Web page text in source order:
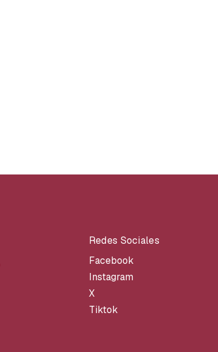
Redes Sociales
Facebook
Instagram
X
Tiktok